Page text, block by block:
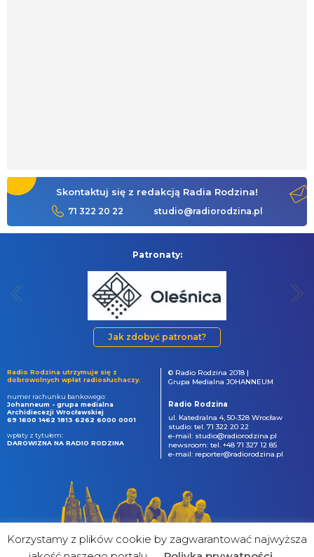
Skontaktuj się z redakcją Radia Rodzina!
71 322 20 22 studio@radiorodzina.pl
Patronaty:
Jak zdobyć patronat?
Radio Rodzina utrzymuje się z
dobrowolnych wpłat radiosłuchaczy.
numer rachunku bankowego:
Johanneum - grupa medialna
Archidiecezji Wrocławskiej
69 1600 1462 1813 6262 6000 0001
wpłaty z tytułem:
DAROWIZNA NA RADIO RODZINA
© Radio Rodzina 2018 |
Grupa Medialna JOHANNEUM
Radio Rodzina
ul. Katedralna 4, 50-328 Wrocław
studio: tel. 71 322 20 22
e-mail: studio@radiorodzina.pl
newsroom: tel. +48 71 327 12 85
e-mail: reporter@radiorodzina.pl
Korzystamy z plików cookie by zagwarantować najwyższa